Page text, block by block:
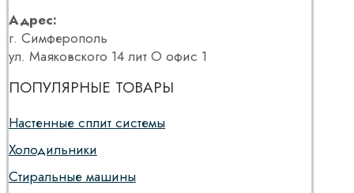
Адрес:
г. Симферополь
ул. Маяковского 14 лит О офис 1
ПОПУЛЯРНЫЕ ТОВАРЫ
Настенные сплит системы
Холодильники
Стиральные машины